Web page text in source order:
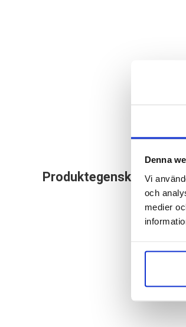
Denna
Vi
och
medier
Produktegenskaper